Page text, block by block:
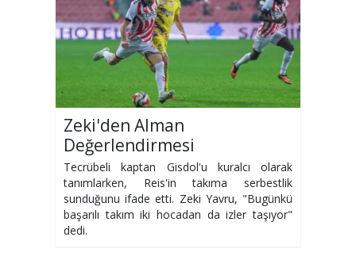
Zeki'den Alman
Değerlendirmesi
Tecrübeli kaptan Gisdol'u kuralcı olarak
tanımlarken, Reis'in takıma serbestlik
sunduğunu ifade etti. Zeki Yavru, "Bugünkü
başarılı takım iki hocadan da izler taşıyor"
dedi.